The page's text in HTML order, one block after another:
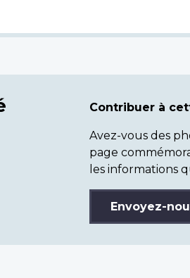
Contribuer à
Avez-vous des
page
les informations
Envoyez-